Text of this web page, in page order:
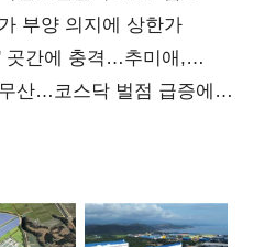
부양 의지에 상한가
곳간에 충격…추미애,
부수
산…코스닥 벌점 급증에